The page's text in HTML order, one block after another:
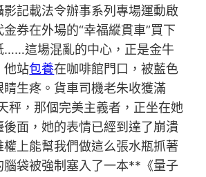
影記載法令辦事系列專場運動啟
券在外場的“幸福縱貫車”買下
……這場混亂的中心，正是金牛
他站包養在咖啡館門口，被藍色
生疼。貨車司機老朱收獲滿
秤，那個完美主義者，正坐在她
後面，她的表情已經到達了崩潰
權上能幫我們做這么張水瓶抓著
腦袋被強制塞入了一本**《量子